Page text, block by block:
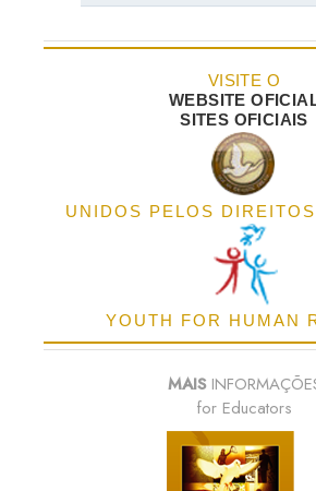
VISITE O
WEBSITE
SITES OFICIAIS
UNIDOS PELOS
YOUTH FOR HUMAN
MAIS
for Educators